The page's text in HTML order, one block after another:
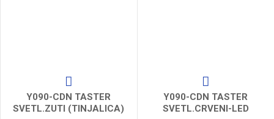
Y090-CDN TASTER
SVETL.ZUTI (TINJALICA)
Y090-CDN TASTER
SVETL.CRVENI-LED